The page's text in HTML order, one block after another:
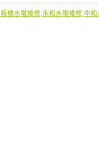
板橋水電維修, 永和水電維修, 中和